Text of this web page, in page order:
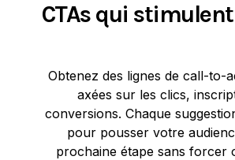
CTAs qui
Obtenez des lignes de call-to-
axées sur les clics,
conversions. Chaque
pour pousser votre
prochaine étape sans forcer